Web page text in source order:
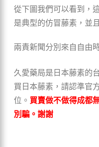
從下圖我們可以看到，
是典型的仿冒藤素，並
兩責新聞分別來自自由
久愛藥局是日本藤素的
買日本藤素，請認準官
位。 買賣做不做得成都
別騙。謝謝